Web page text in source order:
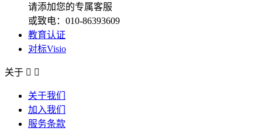
请添加您的专属客服
或致电：010-86393609
教育认证
对标Visio
关于  
关于我们
加入我们
服务条款